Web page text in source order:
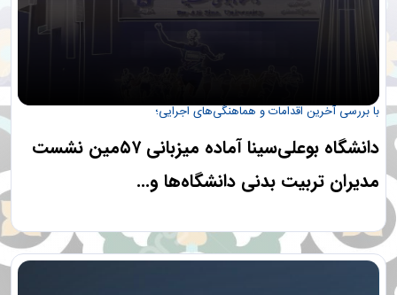
با بررسی آخرین اقدامات و هماهنگی‌های اجرایی؛
دانشگاه بوعلی‌سینا آماده میزبانی ۵۷مین نشست
مدیران تربیت بدنی دانشگاه‌ها و...